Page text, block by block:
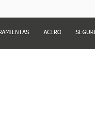
ACERO